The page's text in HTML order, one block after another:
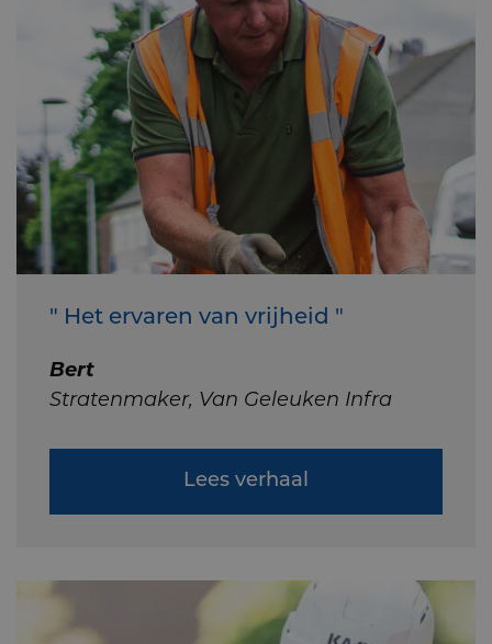
" Het ervaren van vrijheid "
Bert
Stratenmaker, Van Geleuken Infra
Lees verhaal